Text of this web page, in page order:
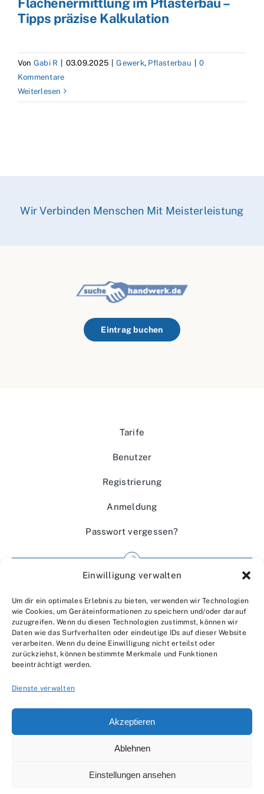
Einwilligung verwalten
Um dir ein optimales Erlebnis zu bieten, verwenden wir Technologien
wie Cookies, um Geräteinformationen zu speichern und/oder darauf
zuzugreifen. Wenn du diesen Technologien zustimmst, können wir
Daten wie das Surfverhalten oder eindeutige IDs auf dieser Website
verarbeiten. Wenn du deine Einwilligung nicht erteilst oder
zurückziehst, können bestimmte Merkmale und Funktionen
beeinträchtigt werden.
Dienste verwalten
Akzeptieren
Ablehnen
Einstellungen ansehen
Flächenermittlung im Pflasterbau –
Tipps präzise Kalkulation
Von Gabi R | 03.09.2025 | Gewerk, Pflasterbau | 0
Kommentare
Weiterlesen
Wir Verbinden Menschen Mit Meisterleistung
Eintrag buchen
Tarife
Benutzer
Registrierung
Anmeldung
Passwort vergessen?
Wir über uns
Kontakt
Datenschutzerklärung
© 2007 - 2026 •by Moveco